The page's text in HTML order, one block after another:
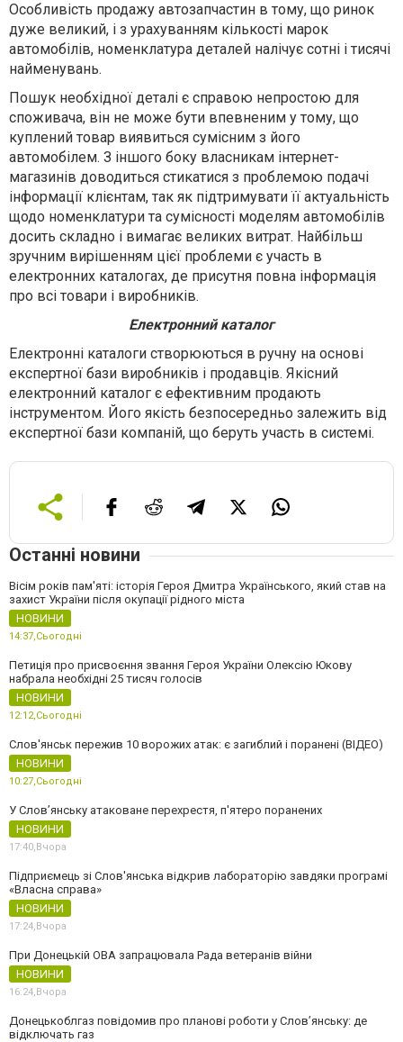
Особливість продажу автозапчастин в тому, що ринок
дуже великий, і з урахуванням кількості марок
автомобілів, номенклатура деталей налічує сотні і тисячі
найменувань.
Пошук необхідної деталі є справою непростою для
споживача, він не може бути впевненим у тому, що
куплений товар виявиться сумісним з його
автомобілем. З іншого боку власникам інтернет-
магазинів доводиться стикатися з проблемою подачі
інформації клієнтам, так як підтримувати її актуальність
щодо номенклатури та сумісності моделям автомобілів
досить складно і вимагає великих витрат. Найбільш
зручним вирішенням цієї проблеми є участь в
електронних каталогах, де присутня повна інформація
про всі товари і виробників.
Електронний каталог
Електронні каталоги створюються в ручну на основі
експертної бази виробників і продавців. Якісний
електронний каталог є ефективним продають
інструментом. Його якість безпосередньо залежить від
експертної бази компаній, що беруть участь в системі.
Останні новини
Вісім років пам'яті: історія Героя Дмитра Українського, який став на
захист України після окупації рідного міста
НОВИНИ
14:37,Сьогодні
Петиція про присвоєння звання Героя України Олексію Юкову
набрала необхідні 25 тисяч голосів
НОВИНИ
12:12,Сьогодні
Слов'янськ пережив 10 ворожих атак: є загиблий і поранені (ВІДЕО)
НОВИНИ
10:27,Сьогодні
У Слов’янську атаковане перехрестя, п'ятеро поранених
НОВИНИ
17:40,Вчора
Підприємець зі Слов'янська відкрив лабораторію завдяки програмі
«Власна справа»
НОВИНИ
17:24,Вчора
При Донецькій ОВА запрацювала Рада ветеранів війни
НОВИНИ
16:24,Вчора
Донецькоблгаз повідомив про планові роботи у Слов’янську: де
відключать газ